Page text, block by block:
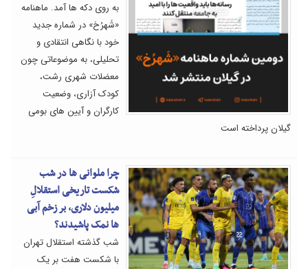
به روی دکه ها آمد. ماهنامه
«شَهرُخ» در شماره جدید
خود با نگاهی انتقادی و
تحلیلی، به موضوعاتی چون
معضلات شهری رشت،
کودک آزاری، وضعیت
کارگران و آیین های بومی
گیلان پرداخته است
چرا ملوانی ها در شب
شکست تاریخی استقلالِ
میلیون دلاری، بر زخم آبی
ها نمک پاشیدند؟
شب گذشته استقلال تهران
با شکست هفت بر یک